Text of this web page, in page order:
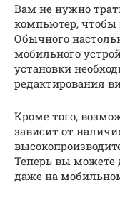
Вам не нужно
компьютер, чтобы
Обычного
мобильного
установки
редактирования
Кроме того,
зависит от
Теперь вы
даже на